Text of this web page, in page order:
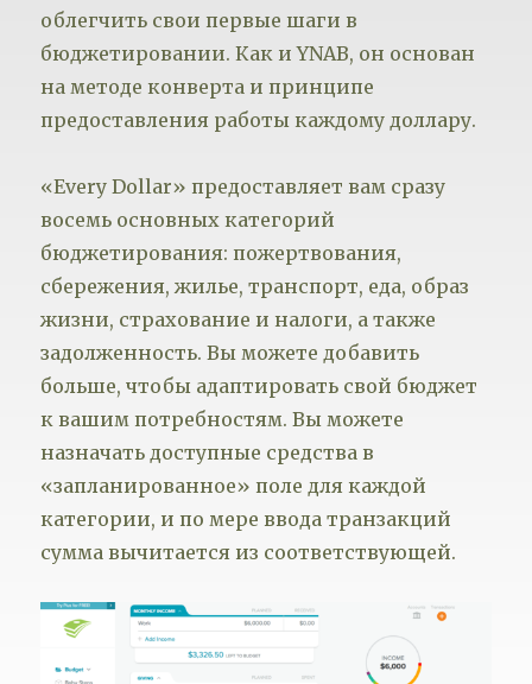
облегчить свои первые шаги в
бюджетировании. Как и YNAB, он основан
на методе конверта и принципе
предоставления работы каждому доллару.
«Every Dollar» предоставляет вам сразу
восемь основных категорий
бюджетирования: пожертвования,
сбережения, жилье, транспорт, еда, образ
жизни, страхование и налоги, а также
задолженность. Вы можете добавить
больше, чтобы адаптировать свой бюджет
к вашим потребностям. Вы можете
назначать доступные средства в
«запланированное» поле для каждой
категории, и по мере ввода транзакций
сумма вычитается из соответствующей.